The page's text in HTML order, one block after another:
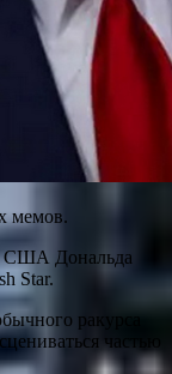
мемов.
США Дональда
Star.
ракурса
частью